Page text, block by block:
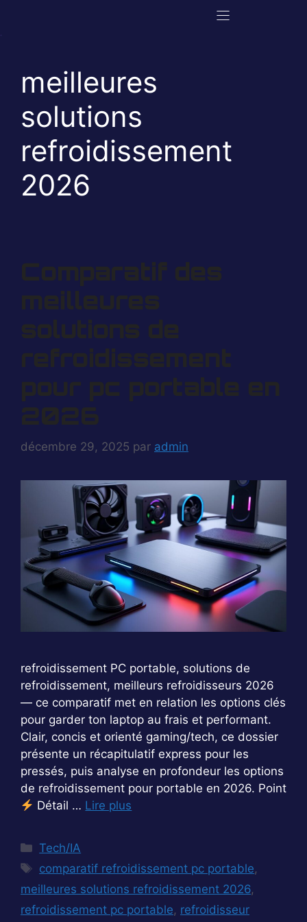
meilleures
solutions
refroidissement
2026
Comparatif des
meilleures
solutions de
refroidissement
pour pc portable en
2026
décembre 29, 2025 par admin
refroidissement PC portable, solutions de
refroidissement, meilleurs refroidisseurs 2026
— ce comparatif met en relation les options clés
pour garder ton laptop au frais et performant.
Clair, concis et orienté gaming/tech, ce dossier
présente un récapitulatif express pour les
pressés, puis analyse en profondeur les options
de refroidissement pour portable en 2026. Point
Détail … Lire plus
Catégories
Tech/IA
Étiquettes
comparatif refroidissement pc portable,
meilleures solutions refroidissement 2026,
refroidissement pc portable, refroidisseur